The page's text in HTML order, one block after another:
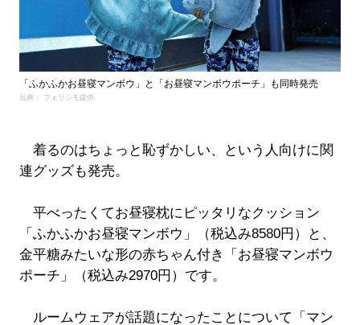
「ふかふかお昼寝マンボウ」と「お昼寝マンボウポーチ」も同時発売
出典： フェリシモ提供
着るのはちょっと恥ずかしい、という人向けに関
連グッズも発売。
平べったくてお昼寝枕にピッタリなクッション
「ふかふかお昼寝マンボウ」（税込み8580円）と、
金平糖みたいな形の赤ちゃん付き「お昼寝マンボウ
ポーチ」（税込み2970円）です。
ルームウェアが話題になったことについて「マン